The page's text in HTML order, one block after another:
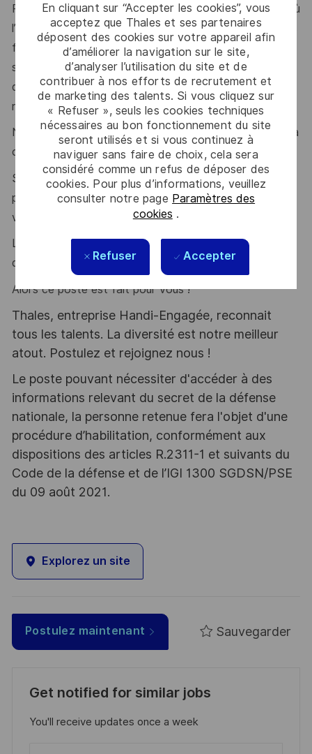
En cliquant sur “Accepter les cookies”, vous
acceptez que Thales et ses partenaires
déposent des cookies sur votre appareil afin
d’améliorer la navigation sur le site,
d’analyser l’utilisation du site et de
contribuer à nos efforts de recrutement et
de marketing des talents. Si vous cliquez sur
« Refuser », seuls les cookies techniques
nécessaires au bon fonctionnement du site
seront utilisés et si vous continuez à
naviguer sans faire de choix, cela sera
considéré comme un refus de déposer des
cookies. Pour plus d’informations, veuillez
consulter notre page Paramètres des
cookies .
Refuser Accepter
Rejoindre notre service, c’est intégrer un laboratoire où
l’excellence technique est au cœur de tout ce que nous
faisons. Nous travaillons sur des projets variés et
stimulants pour des clients mondialement reconnus, ce
qui nous pousse chaque jour à nous dépasser et à
rester à la pointe des technologies.
Notre force ? une équipe à taille humaine, soudée, où la
cohésion et l’entraide sont naturelles.
Si vous aimez les défis techniques, apprendre en
permanence et travailler avec des experts passionnés,
vous êtes au bon endroit.
La maitrise de l'
, larigueur organisation
des atouts que l'on vous reconnait ?
Alors ce poste est fait pour vous !
Thales, entreprise Handi-Engagée, reconnait
tous les talents. La diversité est notre meilleur
atout. Postulez et rejoignez nous !
Le poste pouvant nécessiter d'accéder à des
informations relevant du secret de la défense
nationale, la personne retenue fera l'objet d'une
procédure d’habilitation, conformément aux
dispositions des articles R.2311-1 et suivants du
Code de la défense et de l’IGI 1300 SGDSN/PSE
du 09 août 2021.
Explorez un site
Postulez maintenant Sauvegarder
Get notified for similar jobs
You'll receive updates once a week